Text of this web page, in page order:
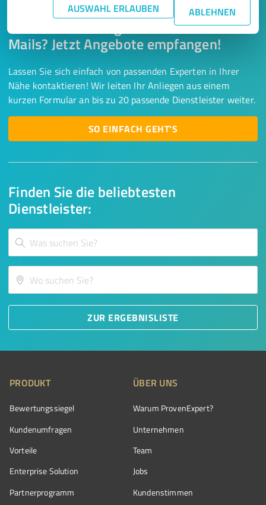
AUSWAHL ERLAUBEN ABLEHNEN
Finden Sie die beliebtesten
Dienstleister:
ZUR ERGEBNISLISTE
Keine Zeit für lange Recherchen und E-
Mails? Jetzt Angebote empfangen!
Lassen Sie sich einfach von passenden Experten in Ihrer
Nähe kontaktieren! Wir leiten Ihr Anliegen aus einem
kurzen Formular an bis zu 20 passende Dienstleister weiter.
SO EINFACH GEHT'S
PRODUKT
Bewertungssiegel
Kundenumfragen
Vorteile
Enterprise Solution
Partnerprogramm
ÜBER UNS
Warum ProvenExpert?
Unternehmen
Team
Jobs
Kundenstimmen